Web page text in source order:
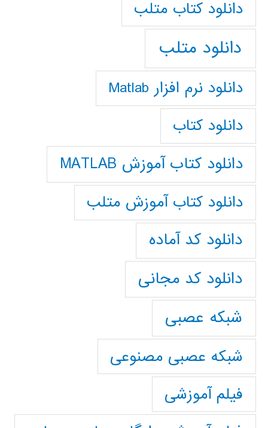
دانلود كتاب متلب
دانلود متلب
دانلود نرم افزار Matlab
دانلود کتاب
دانلود کتاب آموزش MATLAB
دانلود کتاب آموزش متلب
دانلود کد آماده
دانلود کد مجانی
شبکه عصبی
شبکه عصبی مصنوعی
فیلم آموزشی